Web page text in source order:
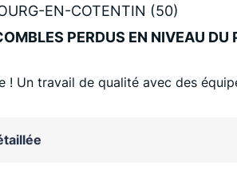
EN-COTENTIN (50)
PERDUS EN NIVEAU DU
! Un travail de qualité avec des